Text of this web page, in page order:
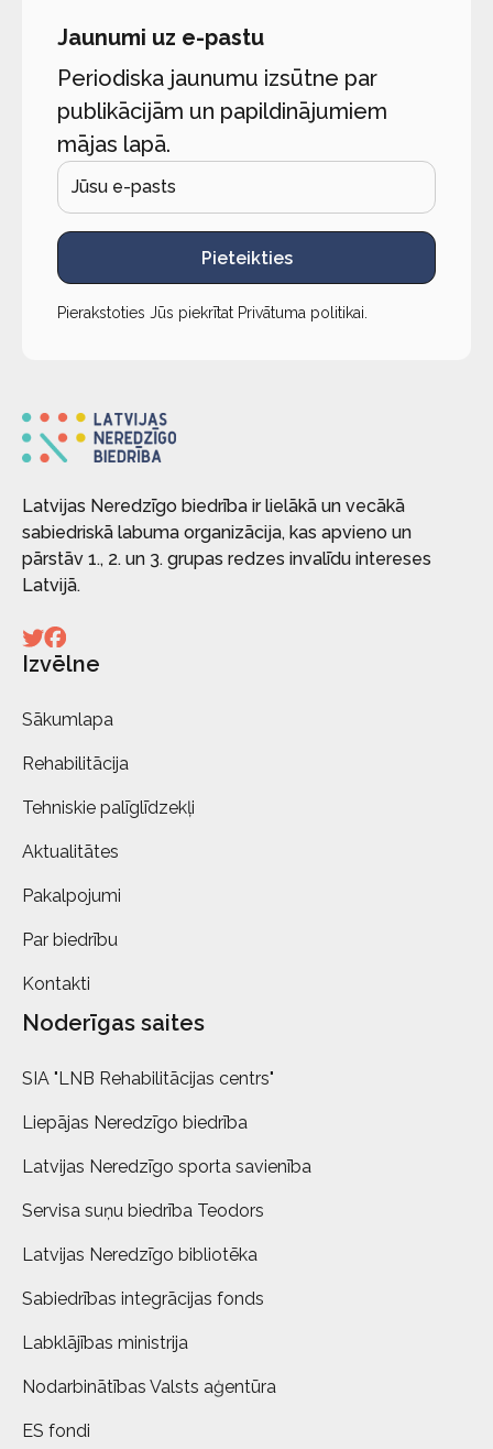
Jaunumi uz e-pastu
Periodiska jaunumu izsūtne par
publikācijām un papildinājumiem
mājas lapā.
Pieteikties
Pierakstoties Jūs piekrītat Privātuma politikai
Latvijas Neredzīgo biedrība ir lielākā un vecākā
sabiedriskā labuma organizācija, kas apvieno un
pārstāv 1., 2. un 3. grupas redzes invalīdu intereses
Latvijā.
Izvēlne
Sākumlapa
Rehabilitācija
Tehniskie palīglīdzekļi
Aktualitātes
Pakalpojumi
Par biedrību
Kontakti
Noderīgas saites
SIA "LNB Rehabilitācijas centrs"
Liepājas Neredzīgo biedrība
Latvijas Neredzīgo sporta savienība
Servisa suņu biedrība Teodors
Latvijas Neredzīgo bibliotēka
Sabiedrības integrācijas fonds
Labklājības ministrija
Nodarbinātības Valsts aģentūra
ES fondi